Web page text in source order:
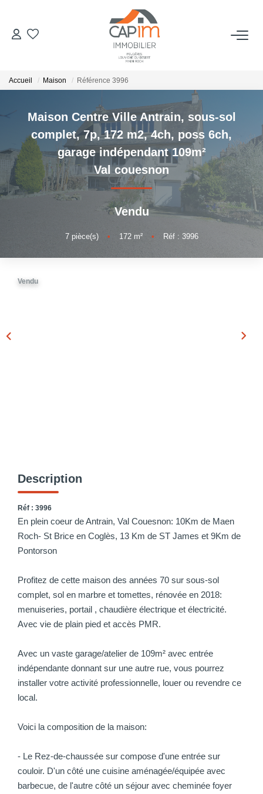
VENTES
NOTRE AGENCE
Qui Sommes Nous
Notre Équipe
Nous Rejoindre
Nos Actualités
CONTACT
Accueil Maison Référence 3996
Maison Centre Ville Antrain, sous-sol
complet, 7p, 172 m2, 4ch, poss 6ch,
garage indépendant 109m²
Val couesnon
Vendu
7pièce(s) • 172m² • Réf : 3996
Vendu
Description
Réf : 3996
En plein coeur de Antrain, Val Couesnon: 10Km de Maen
Roch- St Brice en Coglès, 13 Km de ST James et 9Km de
Pontorson
Profitez de cette maison des années 70 sur sous-sol
complet, sol en marbre et tomettes, rénovée en 2018:
menuiseries, portail , chaudière électrique et électricité.
Avec vie de plain pied et accès PMR.
Avec un vaste garage/atelier de 109m² avec entrée
indépendante donnant sur une autre rue, vous pourrez
installer votre activité professionnelle, louer ou revendre ce
local.
Voici la composition de la maison:
- Le Rez-de-chaussée sur compose d'une entrée sur
couloir. D'un côté une cuisine aménagée/équipée avec
barbecue, de l'autre côté un séjour avec cheminée foyer